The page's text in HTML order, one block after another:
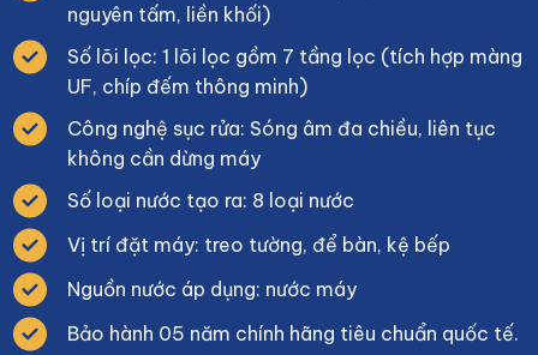
nguyên tấm, liền khối)
Số lõi lọc: 1 lõi lọc gồm 7 tầng lọc (tích hợp màng
UF, chíp đếm thông minh)
Công nghệ sục rửa: Sóng âm đa chiều, liên tục
không cần dừng máy
Số loại nước tạo ra: 8 loại nước
Vị trí đặt máy: treo tường, để bàn, kệ bếp
Nguồn nước áp dụng: nước máy
Bảo hành 05 năm chính hãng tiêu chuẩn quốc tế.